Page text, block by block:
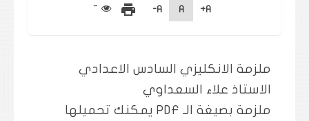
A+
A
A-
print
ملزمة الانكليزي السادس الاعدادي
الاستاذ علاء السعداوي
ملزمة بصيغة الـ PDF يمكنك تحميلها